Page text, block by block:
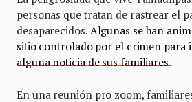
personas que tratan de rastrear el
desaparecidos. Algunas se han
sitio controlado por el crimen para
alguna noticia de sus familiares.
En una reunión pro zoom,